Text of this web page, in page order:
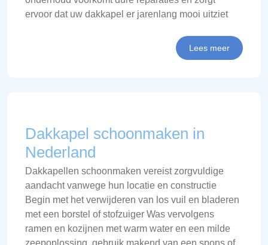
ervoor dat uw dakkapel er jarenlang mooi uitziet
Lees meer
Dakkapel schoonmaken in
Nederland
Dakkapellen schoonmaken vereist zorgvuldige
aandacht vanwege hun locatie en constructie
Begin met het verwijderen van los vuil en bladeren
met een borstel of stofzuiger Was vervolgens
ramen en kozijnen met warm water en een milde
zeepoplossing, gebruik makend van een spons of